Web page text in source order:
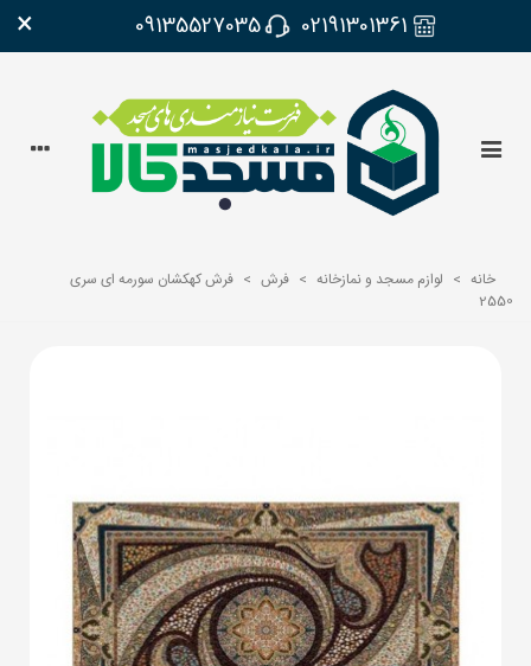
02191301361
09135527035
×
خانه > لوازم مسجد و نمازخانه > فرش > فرش کهکشان سورمه ای سری
2550